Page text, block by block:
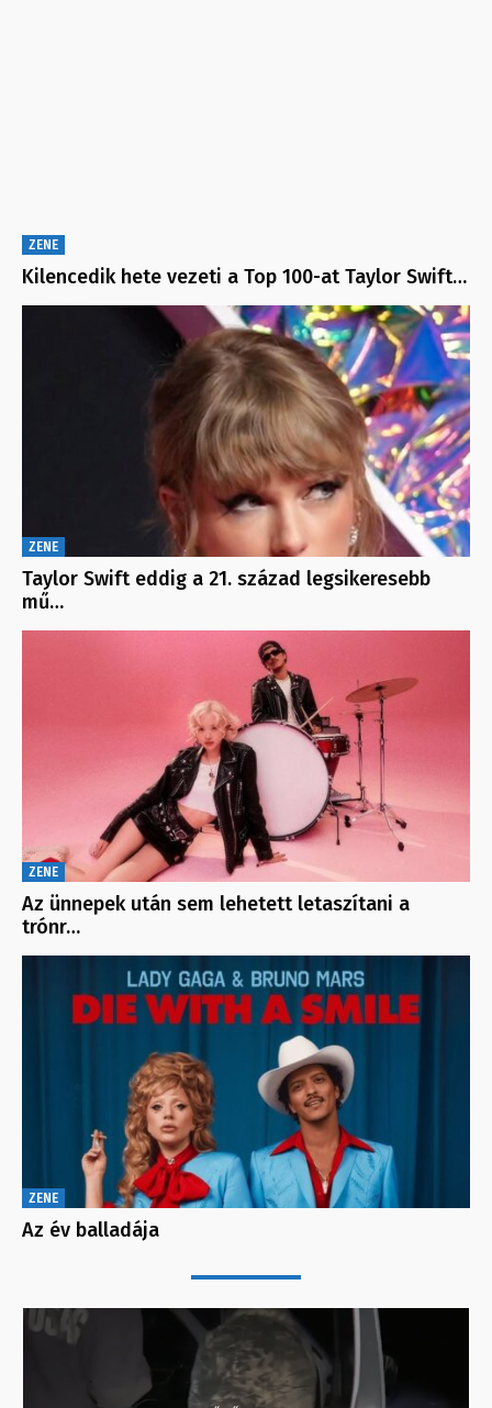
ZENE
Kilencedik hete vezeti a Top 100-at Taylor Swift…
ZENE
Taylor Swift eddig a 21. század legsikeresebb
mű…
ZENE
Az ünnepek után sem lehetett letaszítani a
trónr…
ZENE
Az év balladája